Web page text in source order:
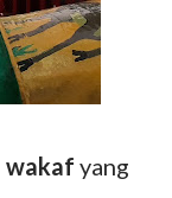
wakaf yang